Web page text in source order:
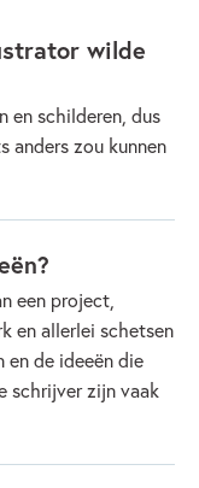
wilde
en schilderen, dus
anders zou kunnen
een project,
en allerlei schetsen
en de ideeën die
schrijver zijn vaak